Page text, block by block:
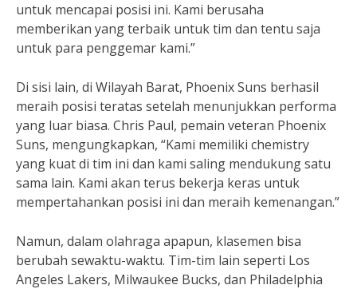
untuk mencapai posisi ini. Kami berusaha
memberikan yang terbaik untuk tim dan tentu saja
untuk para penggemar kami.”
Di sisi lain, di Wilayah Barat, Phoenix Suns berhasil
meraih posisi teratas setelah menunjukkan performa
yang luar biasa. Chris Paul, pemain veteran Phoenix
Suns, mengungkapkan, “Kami memiliki chemistry
yang kuat di tim ini dan kami saling mendukung satu
sama lain. Kami akan terus bekerja keras untuk
mempertahankan posisi ini dan meraih kemenangan.”
Namun, dalam olahraga apapun, klasemen bisa
berubah sewaktu-waktu. Tim-tim lain seperti Los
Angeles Lakers, Milwaukee Bucks, dan Philadelphia